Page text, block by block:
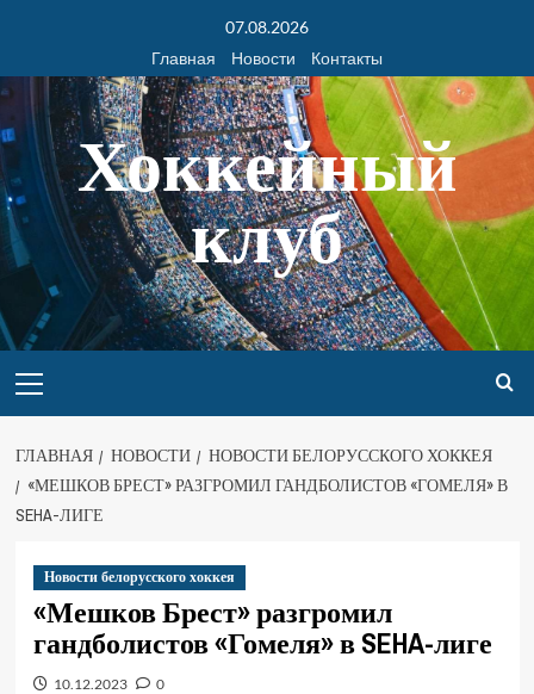
07.08.2026
Главная
Новости Контакты
Хоккейный
клуб
ГЛАВНАЯ НОВОСТИ
НОВОСТИ БЕЛОРУССКОГО ХОККЕЯ
«МЕШКОВ БРЕСТ» РАЗГРОМИЛ ГАНДБОЛИСТОВ «ГОМЕЛЯ» В
SEHA-ЛИГЕ
Новости белорусского хоккея
«Мешков Брест» разгромил
гандболистов «Гомеля» в SEHA-лиге
10.12.2023 0